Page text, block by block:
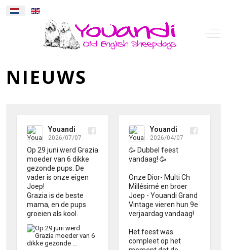
Selecteer de taal
Mobile Menu Toggle Off-
NIEUWS
Youandi
2026/07/07
Op 29 juni werd Grazia
moeder van 6 dikke
gezonde pups. De
vader is onze eigen
Joep!
Grazia is de beste
mama, en de pups
groeien als kool.
Youandi
2026/04/07
🥳 Dubbel feest
vandaag! 🥳
Onze Dior- Multi Ch
Millésimé en broer
Joep - Youandi Grand
Vintage vieren hun 9e
verjaardag vandaag!
Het feest was
compleet op het